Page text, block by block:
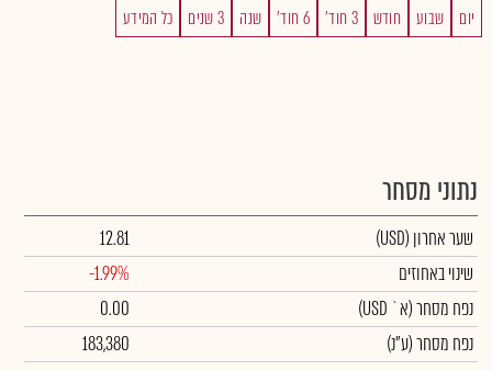
יום שבוע חודש 3 חוד' 6 חוד' שנה 3 שנים כל המידע
נתוני מסחר
שער אחרון (USD)
12.81
שינוי באחוזים
-1.99%
נפח מסחר(א` USD)
0.00
נפח מסחר(ע"נ)
183,380